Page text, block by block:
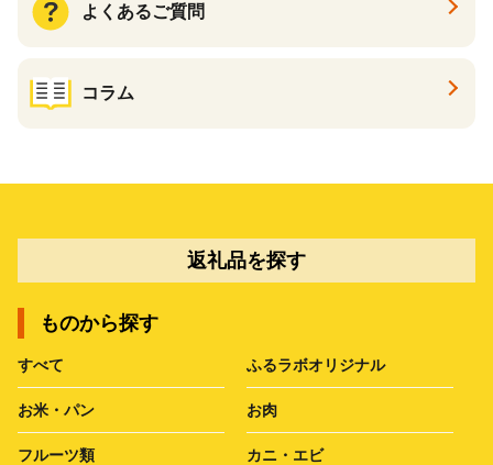
よくあるご質問
コラム
返礼品を探す
ものから探す
すべて ふるラボオリジナル
お米・パン お肉
フルーツ類 カニ・エビ